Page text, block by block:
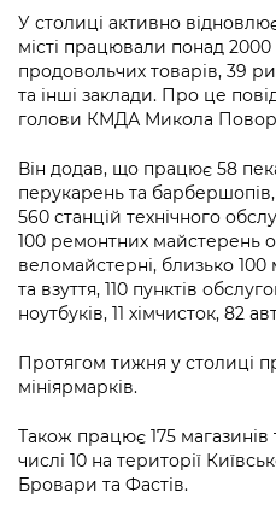
Рішення та
Проєкти
перебувають на
Контактна інформація
Графік роботи та
Вакансії
Звернення громадян
Регуляторна діяльність
Промисловість і наука
Освіта та навчальні
Дороги, транспорт та
Навколишнє
Містобудування та
Культура, спорт,
Бізнес та ліцензування
Фінанси та бюджет
Безпека та
Ритуальні послуги
Іноземцям / For
Громадська експертиза
Громадський бюджет
Консультації з
Громадська рада
Петиції
Відкритий бюджет
Контактний центр
Допомога учасникам
Рада з питань
осіб при Київській
адміністрації
Інформація з
Подати запит онлайн
інших актів
Нормативна база
Питання і відповіді про
інформацію
Порядок оскарження
бездіяльності
Звіти про опрацювання
публічну інформацію
Медіагалерея
Підписатися на новини
КМДА / Subscribe to
from the KCSA
Порядок акредитації
Accreditation process
Подати
Submitting a media
стану / Rules for media
hospitals at work under
Контакти для медіа /
media
Портал Послуг
У столиці активно
місті працювали понад
продовольчих товарів, 39
та інші заклади. Про це
голови КМДА Микола
Він додав, що працює 58
перукарень та
560 станцій технічного
100 ремонтних майстерень
веломайстерні, близько
та взуття, 110 пунктів
ноутбуків, 11 хімчисток, 82
Протягом тижня у столиці
мініярмарків.
Також працює 175 магазинів
числі 10 на території
Бровари та Фастів.